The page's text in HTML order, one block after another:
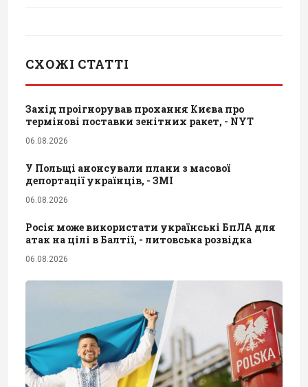
СХОЖІ СТАТТІ
Захід проігнорував прохання Києва про
термінові поставки зенітних ракет, - NYT
06.08.2026
У Польщі анонсували плани з масової
депортації українців, - ЗМІ
06.08.2026
Росія може використати українські БпЛА для
атак на цілі в Балтії, - литовська розвідка
06.08.2026